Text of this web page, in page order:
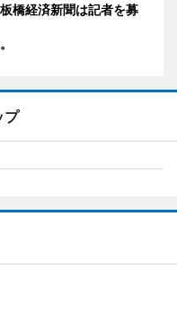
橋経済新聞は記者を募
プ